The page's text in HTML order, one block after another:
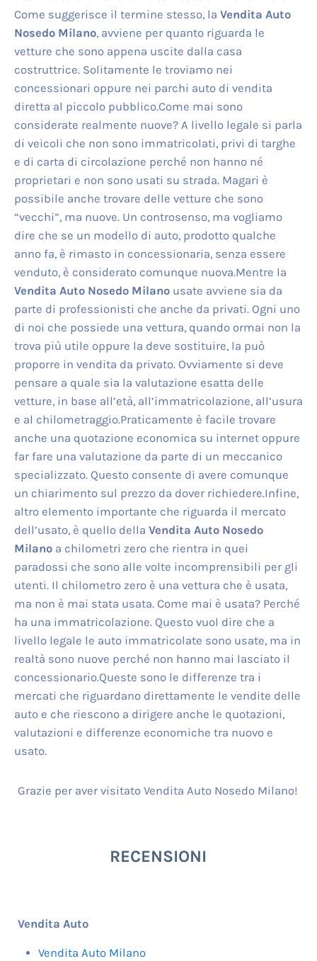
Come suggerisce il termine stesso, la Vendita Auto
Nosedo Milano, avviene per quanto riguarda le
vetture che sono appena uscite dalla casa
costruttrice. Solitamente le troviamo nei
concessionari oppure nei parchi auto di vendita
diretta al piccolo pubblico.Come mai sono
considerate realmente nuove? A livello legale si parla
di veicoli che non sono immatricolati, privi di targhe
e di carta di circolazione perché non hanno né
proprietari e non sono usati su strada. Magari è
possibile anche trovare delle vetture che sono
“vecchi”, ma nuove. Un controsenso, ma vogliamo
dire che se un modello di auto, prodotto qualche
anno fa, è rimasto in concessionaria, senza essere
venduto, è considerato comunque nuova.Mentre la
Vendita Auto Nosedo Milanousate avviene sia da
parte di professionisti che anche da privati. Ogni uno
di noi che possiede una vettura, quando ormai non la
trova più utile oppure la deve sostituire, la può
proporre in vendita da privato. Ovviamente si deve
pensare a quale sia la valutazione esatta delle
vetture, in base all’età, all’immatricolazione, all’usura
e al chilometraggio.Praticamente è facile trovare
anche una quotazione economica su internet oppure
far fare una valutazione da parte di un meccanico
specializzato. Questo consente di avere comunque
un chiarimento sul prezzo da dover richiedere.Infine,
altro elemento importante che riguarda il mercato
dell’usato, è quello della Vendita Auto Nosedo
Milanoa chilometri zero che rientra in quei
paradossi che sono alle volte incomprensibili per gli
utenti. Il chilometro zero è una vettura che è usata,
ma non è mai stata usata. Come mai è usata? Perché
ha una immatricolazione. Questo vuol dire che a
livello legale le auto immatricolate sono usate, ma in
realtà sono nuove perché non hanno mai lasciato il
concessionario.Queste sono le differenze tra i
mercati che riguardano direttamente le vendite delle
auto e che riescono a dirigere anche le quotazioni,
valutazioni e differenze economiche tra nuovo e
usato.
Grazie per aver visitato Vendita Auto Nosedo Milano!
RECENSIONI
Vendita Auto
Vendita Auto Milano